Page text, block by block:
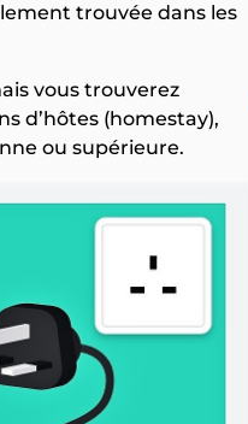
trouvée dans les
vous trouverez
d’hôtes (homestay),
ou supérieure.